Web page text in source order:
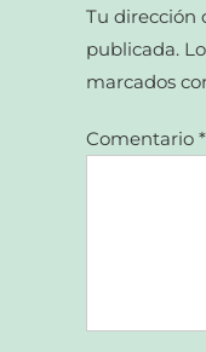
Tu dirección
publicada.
marcados
Comentario*